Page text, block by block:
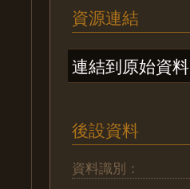
資源連結
連結到原始資料
後設資料
資料識別：